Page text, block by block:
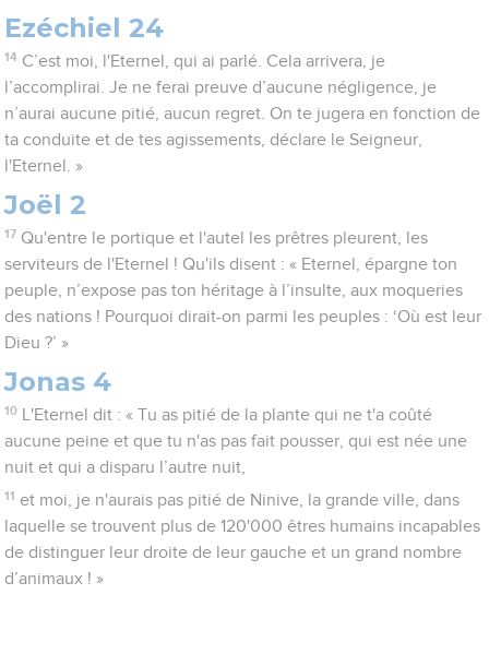
Ezéchiel 24
14 C’est moi, l'Eternel, qui ai parlé. Cela arrivera, je
l’accomplirai. Je ne ferai preuve d’aucune négligence, je
n’aurai aucune pitié, aucun regret. On te jugera en fonction de
ta conduite et de tes agissements, déclare le Seigneur,
l'Eternel. »
Joël 2
17 Qu'entre le portique et l'autel les prêtres pleurent, les
serviteurs de l'Eternel ! Qu'ils disent : « Eternel, épargne ton
peuple, n’expose pas ton héritage à l’insulte, aux moqueries
des nations ! Pourquoi dirait-on parmi les peuples : ‘Où est leur
Dieu ?’ »
Jonas 4
10
L'Eternel dit : « Tu as pitié de la plante qui ne t'a coûté
aucune peine et que tu n'as pas fait pousser, qui est née une
nuit et qui a disparu l’autre nuit,
11 et moi, je n'aurais pas pitié de Ninive, la grande ville, dans
laquelle se trouvent plus de 120'000 êtres humains incapables
de distinguer leur droite de leur gauche et un grand nombre
d’animaux ! »